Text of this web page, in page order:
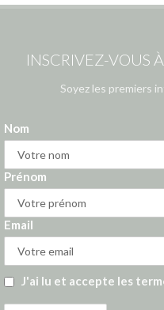
INSCRIVEZ-VOUS
Soyez les premiers
Nom
Prénom
Email
J'ai lu et accepte les